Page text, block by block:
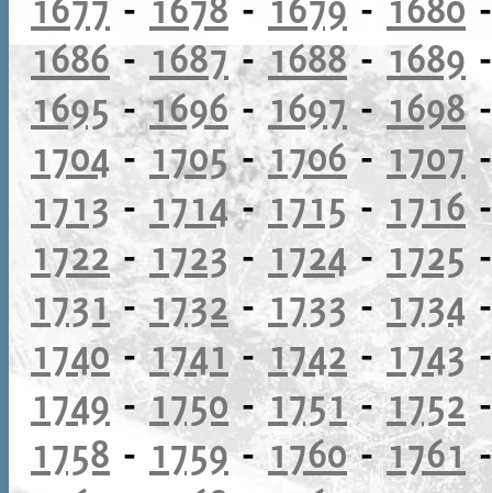
1686- 1687-1688- 1689
1695-1696-1697-1698
1704 -1705-1706-1707
1713 - 1714-1715 - 1716
1722- 1723 - 1724 - 1725
1731-1732-1733-1734
1740-1741-1742 -1743
1749 -1750 -1751-1752
1758 - 1759-1760-1761